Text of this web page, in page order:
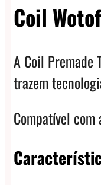
Coil
A Coil Premade
trazem
Compatível